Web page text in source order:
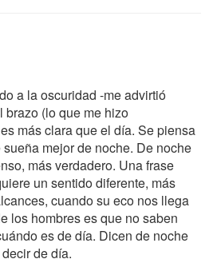
a la oscuridad -me advirtió
brazo (lo que me hizo
más clara que el día. Se piensa
sueña mejor de noche. De noche
más verdadero. Una frase
un sentido diferente, más
cuando su eco nos llega
los hombres es que no saben
es de día. Dicen de noche
de día.